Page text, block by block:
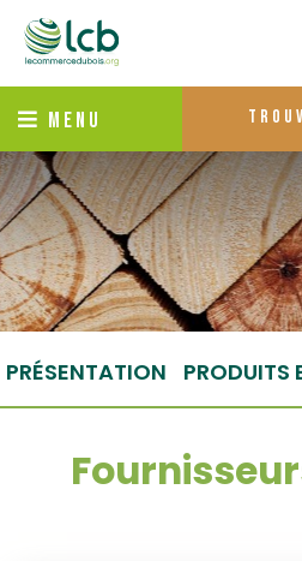
MENU
PRÉSENTATION PRODUITS